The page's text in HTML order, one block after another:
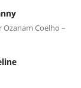
Coelho –